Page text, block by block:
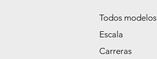
Todos modelos
Escala
Carreras